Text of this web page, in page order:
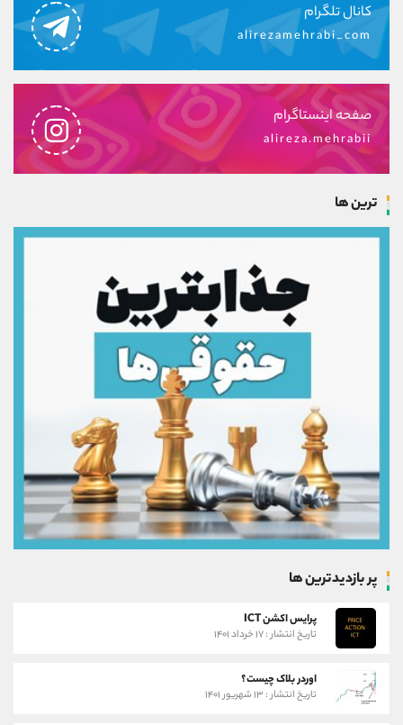
کانال تلگرام
alirezamehrabi_com
صفحه اینستاگرام
alireza.mehrabii
ترین ها
پر بازدیدترین ها
پرایس اکشن ICT
تاریخ انتشار : ۱۷ خرداد ۱۴۰۱
اوردر بلاک چیست؟
تاریخ انتشار : ۱۳ شهریور ۱۴۰۱